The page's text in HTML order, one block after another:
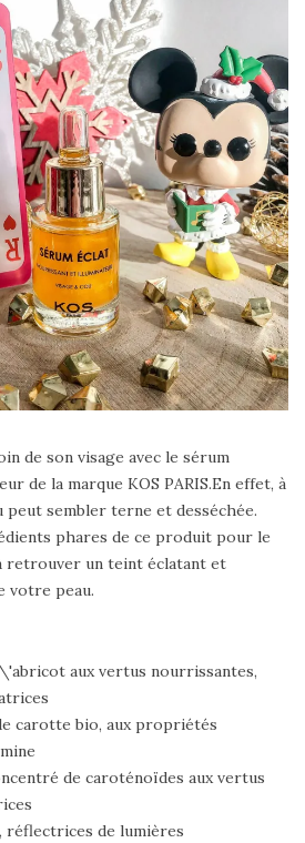
de son visage avec le sérum
de la marque KOS PARIS.En effet, à
sembler terne et desséchée.
phares de ce produit pour le
retrouver un teint éclatant et
votre peau.
aux vertus nourrissantes,
carotte bio, aux propriétés
de caroténoïdes aux vertus
réflectrices de lumières